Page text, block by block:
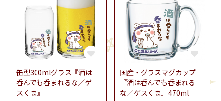
缶型300mlグラス『酒は
呑んでも呑まれるな／ゲ
スくま』
国産・グラスマグカップ
『酒は呑んでも呑まれる
な／ゲスくま』470ml